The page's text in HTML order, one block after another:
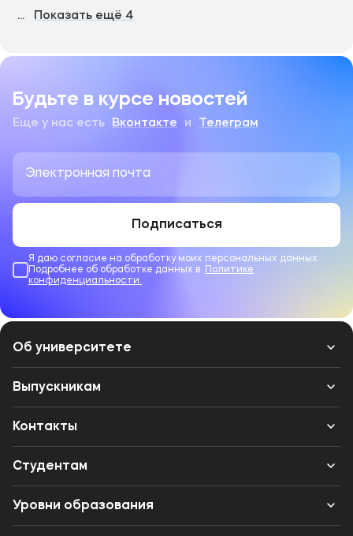
... Показать ещё 4
Будьте в курсе новостей
Еще у нас есть Вконтакте и Телеграм
Подписаться
Я даю согласие на обработку моих персональных данных.
Подробнее об обработке данных в
Политике
конфиденциальности .
Об университете
Лицензии и документы
Структура
Музейно-выставочный центр МФЮА
Студентам
Вход в личный кабинет
Выпускникам
Выпускникам
Уровни образования
Контакты
Банковские реквизиты
Вакансии